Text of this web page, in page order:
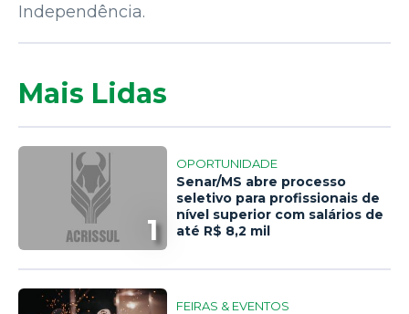
Independência.
Mais Lidas
1
OPORTUNIDADE
Senar/MS abre processo
seletivo para profissionais de
nível superior com salários de
até R$ 8,2 mil
FEIRAS & EVENTOS